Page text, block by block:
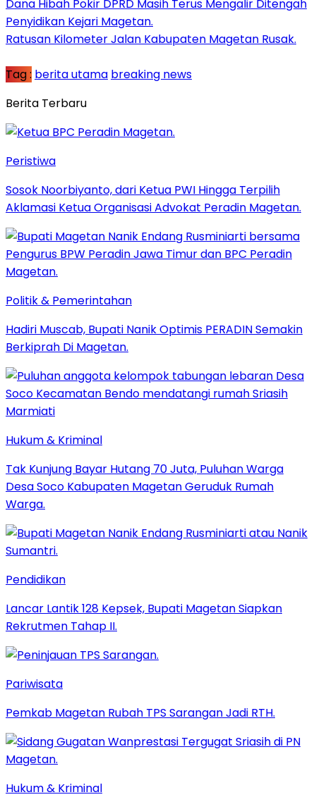
Dana Hibah Pokir DPRD Masih Terus Mengalir Ditengah
Penyidikan Kejari Magetan.
Ratusan Kilometer Jalan Kabupaten Magetan Rusak.
Tag : berita utama breaking news
Berita Terbaru
Peristiwa
Sosok Noorbiyanto, dari Ketua PWI Hingga Terpilih
Aklamasi Ketua Organisasi Advokat Peradin Magetan.
Politik & Pemerintahan
Hadiri Muscab, Bupati Nanik Optimis PERADIN Semakin
Berkiprah Di Magetan.
Hukum & Kriminal
Tak Kunjung Bayar Hutang 70 Juta, Puluhan Warga
Desa Soco Kabupaten Magetan Geruduk Rumah
Warga.
Pendidikan
Lancar Lantik 128 Kepsek, Bupati Magetan Siapkan
Rekrutmen Tahap II.
Pariwisata
Pemkab Magetan Rubah TPS Sarangan Jadi RTH.
Hukum & Kriminal